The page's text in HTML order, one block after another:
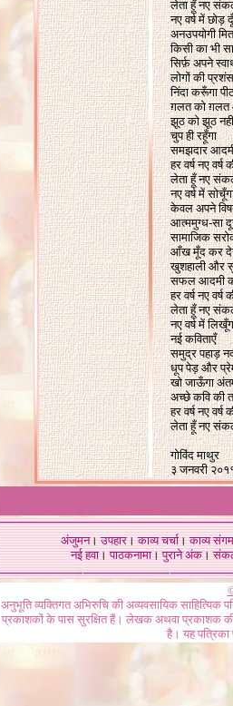
लेता हूँ नए
नए वर्ष में छोड़
अनउपयोगी
किसी का भी
सिर्फ़ अपने
लोगों की
निंदा करूँगा
ग़लत को
झूठ को झूठ
चुप ही रहूँगा
समझदार
हर वर्ष नए वर्ष
लेता हूँ नए
नए वर्ष में
केवल अपने
आत्ममुग्ध-सा
सामाजिक
आँख मूँद कर
खुशहाली और
सफल आदमी
हर वर्ष नए वर्ष
लेता हूँ नए
नए वर्ष में
नई कविताएँ
समुद्र पहाड़
धूप पेड़ और
खो जाऊँगा
अच्छे कवि की
हर वर्ष नए वर्ष
लेता हूँ नए
गोविंद माथुर
३ जनवरी
अंजुमन।उपहार।काव्य चर्चा।काव्य संगम
नई हवा। पाठकनामा। पुराने अंक।
अनुभूति व्यक्तिगत अभिरुचि की अव्यवसायिक
प्रकाशकों के पास सुरक्षित हैं। लेखक अथवा प्रकाशक की
है। यह पत्रिका